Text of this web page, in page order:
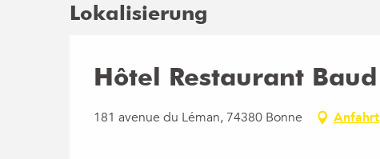
Lokalisierung
Hôtel Restaurant Baud
181 avenue du Léman, 74380 Bonne Anfahrt